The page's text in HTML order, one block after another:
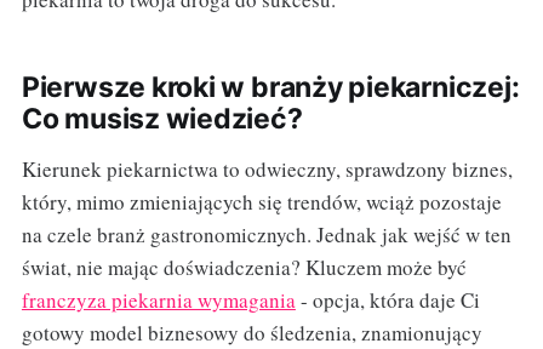
Pierwsze kroki w branży piekarniczej:
Co musisz wiedzieć?
Kierunek piekarnictwa to odwieczny, sprawdzony biznes,
który, mimo zmieniających się trendów, wciąż pozostaje
na czele branż gastronomicznych. Jednak jak wejść w ten
świat, nie mając doświadczenia? Kluczem może być
franczyza piekarnia wymagania- opcja, która daje Ci
gotowy model biznesowy do śledzenia, znamionujący